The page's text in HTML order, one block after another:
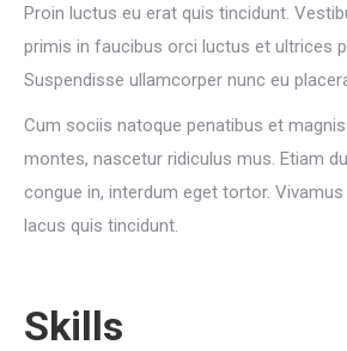
Proin luctus eu erat quis tincidunt.
primis in faucibus orci luctus et ultrices
Suspendisse ullamcorper nunc eu
Cum sociis natoque penatibus et
montes, nascetur ridiculus mus. Etiam
congue in, interdum eget tortor.
lacus quis tincidunt.
Skills